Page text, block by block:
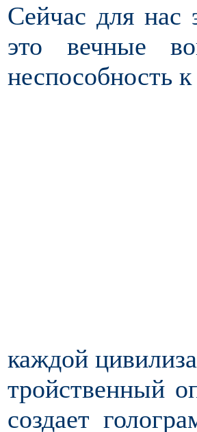
Сейчас для нас
это вечные
неспособность
каждой
тройственный
создает